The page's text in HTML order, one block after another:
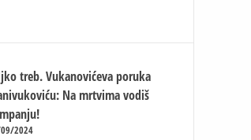
treb. Vukanovićeva poruka
Na mrtvima vodiš
2024